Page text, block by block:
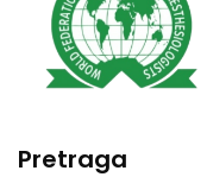
Pretraga